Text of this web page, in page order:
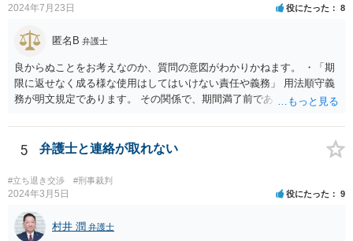
2024年7月23日 役にたった 8
匿名B 弁護士
良からぬことをお考えなのか、質問の意図がわかりかねます。 ・「期
限に返せなく成る様な使用はしてはいけない責任や義務」 用法順守義
務が明文規定であります。 その関係で、期間満了前であっても、契約
九十四条 借主は、契約又はその目的物の性質によって定まった用法
に従い、その物の使用及び収益をしなければならない。 ２ 借主は、
とができない。 ３ 借主が前二項の規定に違反して使用又は収益をし
たときは、貸主は、契約の解除をすることができる。
5 弁護士と連絡が取れない
#立ち退き交渉 #刑事裁判
2024年3月5日 役にたった 9
村井 潤 弁護士